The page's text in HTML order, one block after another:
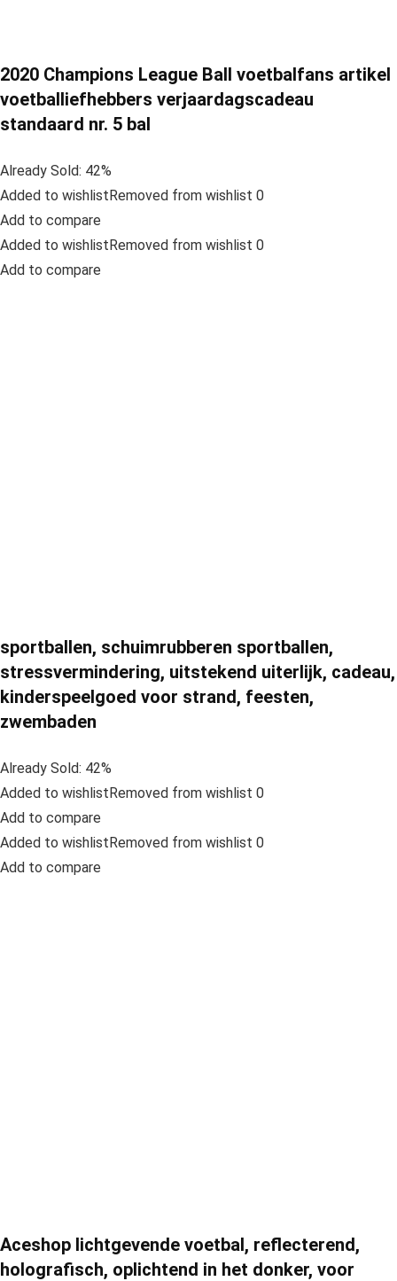
2020 Champions League Ball voetbalfans artikel
voetballiefhebbers verjaardagscadeau
standaard nr. 5 bal
Already Sold: 42%
Added to wishlistRemoved from wishlist 0
Add to compare
Added to wishlistRemoved from wishlist 0
Add to compare
sportballen, schuimrubberen sportballen,
stressvermindering, uitstekend uiterlijk, cadeau,
kinderspeelgoed voor strand, feesten,
zwembaden
Already Sold: 42%
Added to wishlistRemoved from wishlist 0
Add to compare
Added to wishlistRemoved from wishlist 0
Add to compare
Aceshop lichtgevende voetbal, reflecterend,
holografisch, oplichtend in het donker, voor